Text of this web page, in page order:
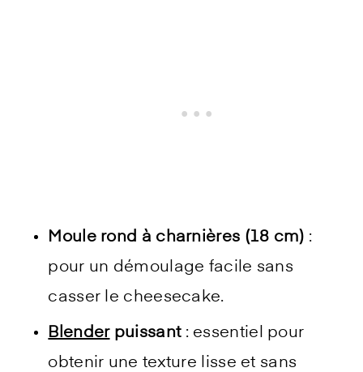
Moule rond à charnières (18 cm) :
pour un démoulage facile sans
casser le cheesecake.
Blenderpuissant: essentiel pour
obtenir une texture lisse et sans